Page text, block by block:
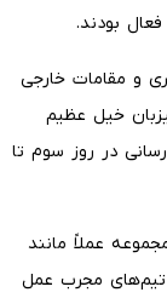
بودند.
و مقامات خارجی
خیل عظیم
در روز سوم تا
عملاً مانند
تیم‌های مجرب عمل